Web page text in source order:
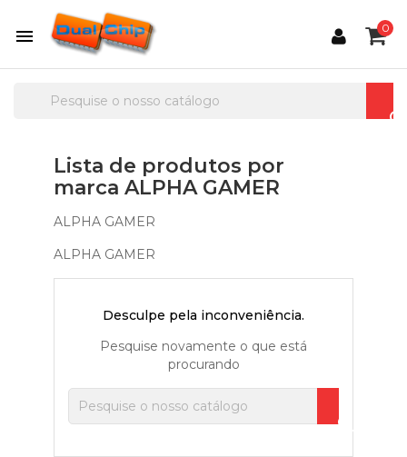
 0
Lista de produtos por
marca ALPHA GAMER
ALPHA GAMER
ALPHA GAMER
Desculpe pela inconveniência.
Pesquise novamente o que está
procurando
